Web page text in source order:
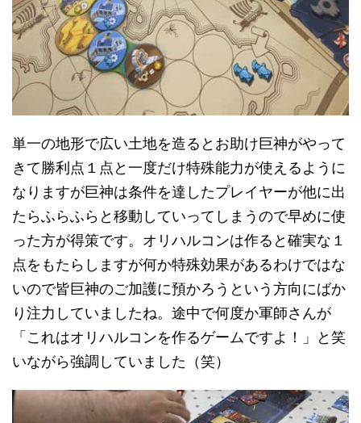
単一の地形で広い土地を造るとお助け巨神がやって
きて勝利点１点と一度だけ特殊能力が使えるように
なりますが巨神は条件を達したプレイヤーが他に出
たらふらふらと移動していってしまうので早めに使
った方が得策です。オリハルコンは作ると確実な１
点をもたらしますが何か特殊効果があるわけではな
いので皆巨神のご加護に預かろうという方向にばか
り注力していましたね。途中で何度か軍師さんが
「これはオリハルコンを作るゲームですよ！」と笑
いながら強調していました（笑）